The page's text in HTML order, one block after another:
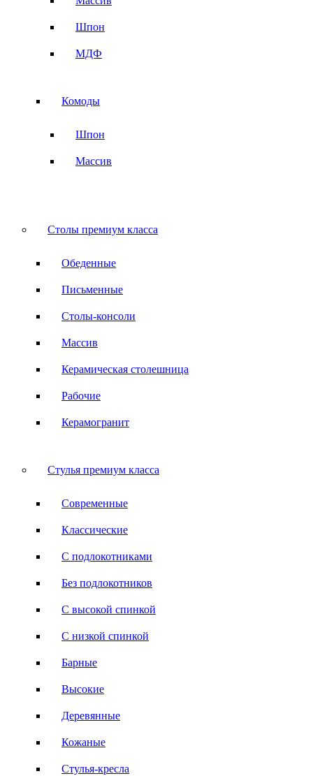
Шпон
МДФ
Комоды
Шпон
Массив
Столы премиум класса
Обеденные
Письменные
Столы-консоли
Массив
Керамическая столешница
Рабочие
Керамогранит
Стулья премиум класса
Современные
Классические
С подлокотниками
Без подлокотников
С высокой спинкой
С низкой спинкой
Барные
Высокие
Деревянные
Кожаные
Стулья-кресла